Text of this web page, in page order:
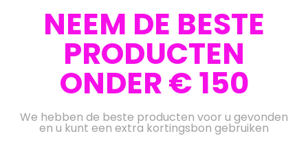
NEEM DE BESTE
PRODUCTEN
ONDER € 150
We hebben de beste producten voor u gevonden
en u kunt een extra kortingsbon gebruiken